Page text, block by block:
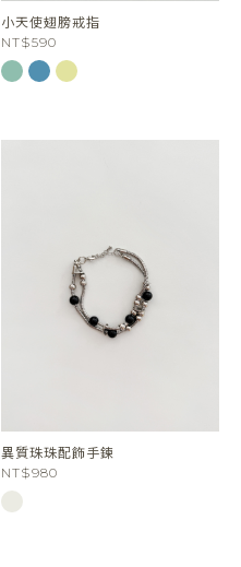
小天使翅膀戒指
NT$590
異質珠珠配飾手鍊
NT$980